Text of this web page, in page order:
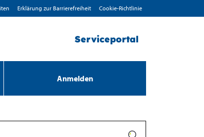
Erklärung zur Barrierefreiheit Cookie-Richtlinie
Serviceportal
Anmelden